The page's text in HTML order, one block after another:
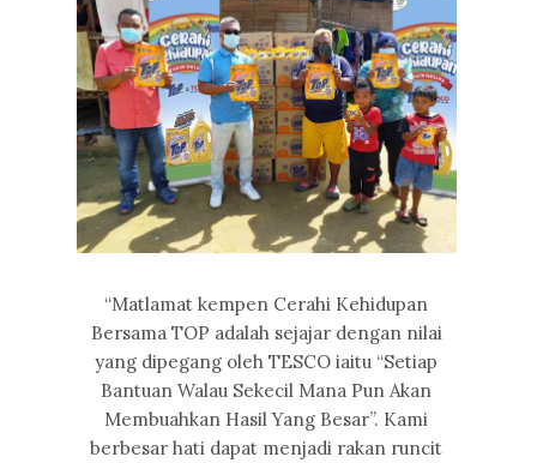
“Matlamat kempen Cerahi Kehidupan
Bersama TOP adalah sejajar dengan nilai
yang dipegang oleh TESCO iaitu “Setiap
Bantuan Walau Sekecil Mana Pun Akan
Membuahkan Hasil Yang Besar”. Kami
berbesar hati dapat menjadi rakan runcit